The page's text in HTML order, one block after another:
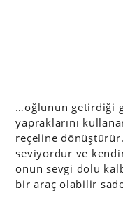
…oğlunun getirdiği
yapraklarını
reçeline
seviyordur ve
onun sevgi dolu
bir araç olabilir